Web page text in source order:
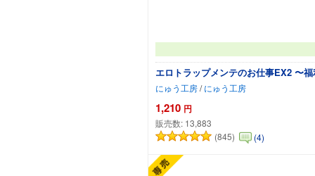
エロトラップメンテのお仕事EX2 〜
にゅう工房/ にゅう工房
1,210 円
販売数: 13,883
(845)
(4)